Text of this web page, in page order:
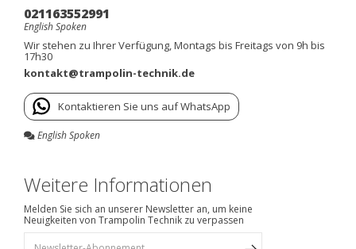
021163552991
English Spoken
Wir stehen zu Ihrer Verfügung, Montags bis Freitags von 9h bis
17h30
kontakt@trampolin-technik.de
Kontaktieren Sie uns auf WhatsApp
English Spoken
Weitere Informationen
Melden Sie sich an unserer Newsletter an, um keine
Neuigkeiten von Trampolin Technik zu verpassen